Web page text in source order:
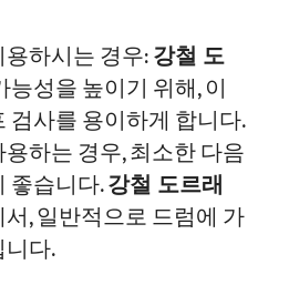
하시는 경우:강철 도
능성을 높이기 위해, 이
검사를 용이하게 합니다.
하는 경우, 최소한 다음
좋습니다.강철 도르래
, 일반적으로 드럼에 가
다.